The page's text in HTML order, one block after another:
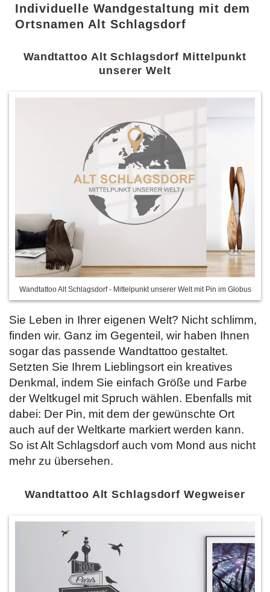
Individuelle Wandgestaltung mit dem
Ortsnamen Alt Schlagsdorf
Wandtattoo Alt Schlagsdorf Mittelpunkt
unserer Welt
Wandtattoo Alt Schlagsdorf - Mittelpunkt unserer Welt mit Pin im Globus
Sie Leben in Ihrer eigenen Welt? Nicht schlimm,
finden wir. Ganz im Gegenteil, wir haben Ihnen
sogar das passende Wandtattoo gestaltet.
Setzten Sie Ihrem Lieblingsort ein kreatives
Denkmal, indem Sie einfach Größe und Farbe
der Weltkugel mit Spruch wählen. Ebenfalls mit
dabei: Der Pin, mit dem der gewünschte Ort
auch auf der Weltkarte markiert werden kann.
So ist Alt Schlagsdorf auch vom Mond aus nicht
mehr zu übersehen.
Wandtattoo Alt Schlagsdorf Wegweiser